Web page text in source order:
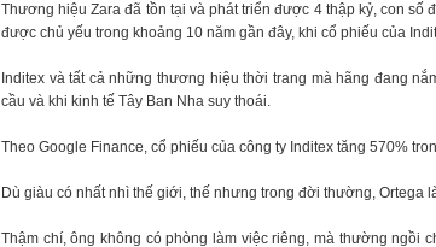
Thương hiệu Zara đã tồn tại và phát triển được 4 thập kỷ, con
được chủ yếu trong khoảng 10 năm gần đây, khi cổ phiếu của
Inditex và tất cả những thương hiệu thời trang mà hãng đang
cầu và khi kinh tế Tây Ban Nha suy thoái.
Theo Google Finance, cổ phiếu của công ty Inditex tăng 570%
Dù giàu có nhất nhì thế giới, thế nhưng trong đời thường, Ortega
Thậm chí, ông không có phòng làm việc riêng, mà thường ngồi